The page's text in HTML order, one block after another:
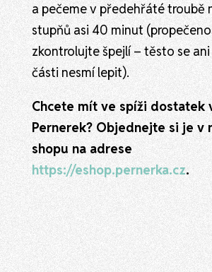
a pečeme v předehřáté troubě
stupňů asi 40 minut
zkontrolujte špejlí – těsto se
části nesmí lepit).
Chcete mít ve spíži dostatek
Pernerek? Objednejte si je v
shopu na adrese
https://eshop.pernerka.cz.